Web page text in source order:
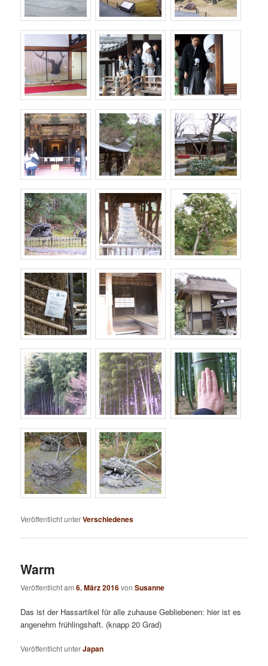
Veröffentlicht unterVerschiedenes
Warm
Veröffentlicht am6. März 2016vonSusanne
Das ist der Hassartikel für alle zuhause Gebliebenen: hier ist es
angenehm frühlingshaft. (knapp 20 Grad)
Veröffentlicht unterJapan